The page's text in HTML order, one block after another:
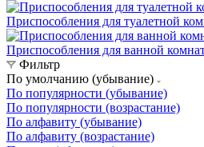
Приспособления для туалетной
Приспособления для ванной
Фильтр
По умолчанию (убывание)
По популярности (убывание)
По популярности (возрастание)
По алфавиту (убывание)
По алфавиту (возрастание)